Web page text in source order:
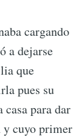
cargando
a dejarse
que
pues su
para dar
y cuyo primer